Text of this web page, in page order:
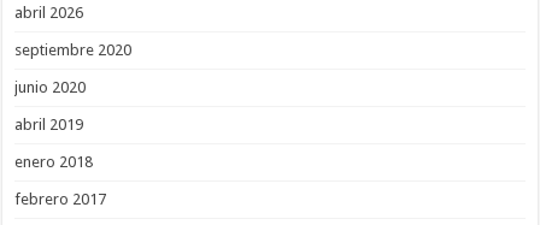
abril 2026
septiembre 2020
junio 2020
abril 2019
enero 2018
febrero 2017